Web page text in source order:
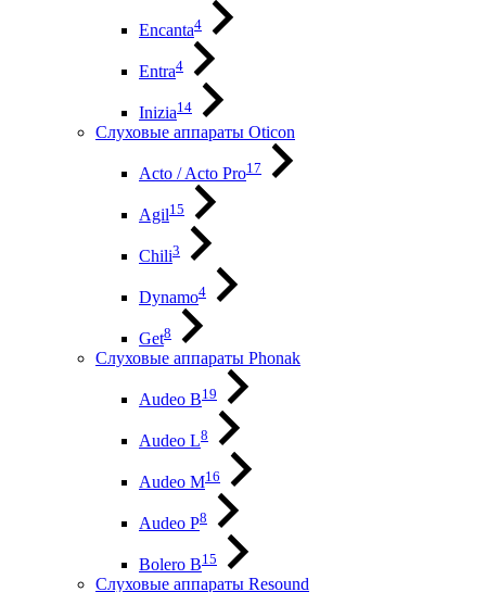
Encanta4
Entra4
Inizia14
Слуховые аппараты Oticon
Acto / Acto Pro17
Agil15
Chili3
Dynamo4
Get8
Слуховые аппараты Phonak
Audeo B19
Audeo L8
Audeo М16
Audeo P8
Bolero B15
Слуховые аппараты Resound